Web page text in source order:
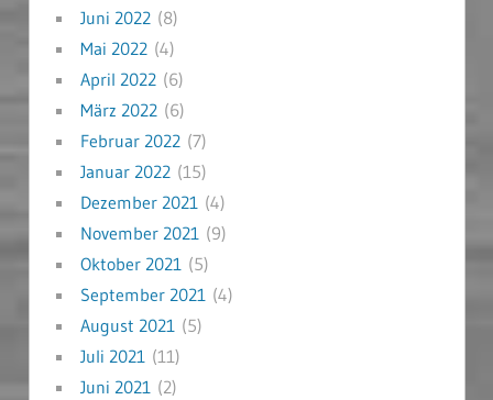
Juni 2022(8)
Mai 2022(4)
April 2022(6)
März 2022(6)
Februar 2022(7)
Januar 2022(15)
Dezember 2021(4)
November 2021(9)
Oktober 2021(5)
September 2021(4)
August 2021(5)
Juli 2021(11)
Juni 2021(2)